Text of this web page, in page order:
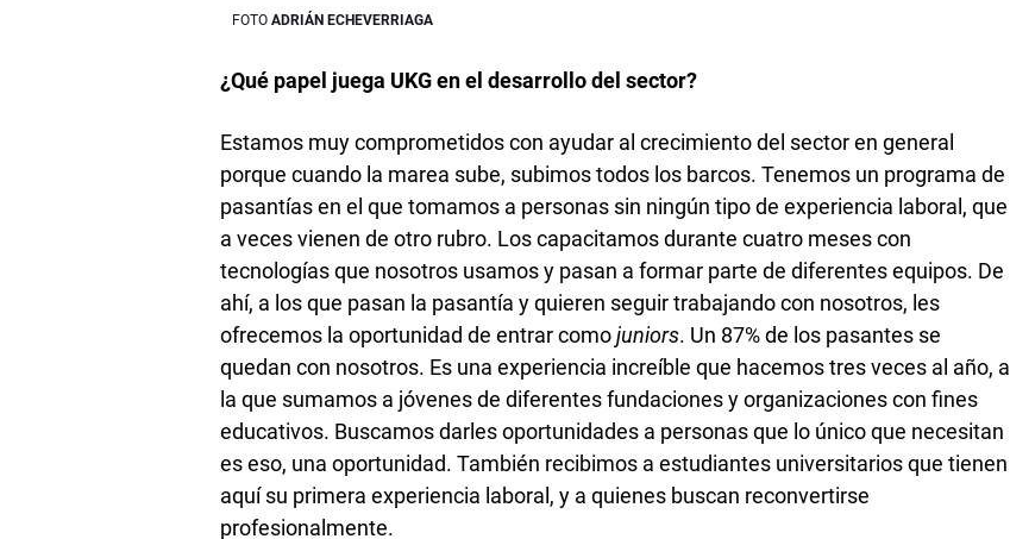
ADRIÁN ECHEVERRIAGA
¿Qué papel juega UKG en el desarrollo del sector?
Estamos muy comprometidos con ayudar al crecimiento del sector en general
porque cuando la marea sube, subimos todos los barcos. Tenemos un programa de
pasantías en el que tomamos a personas sin ningún tipo de experiencia laboral, que
a veces vienen de otro rubro. Los capacitamos durante cuatro meses con
tecnologías que nosotros usamos y pasan a formar parte de diferentes equipos. De
ahí, a los que pasan la pasantía y quieren seguir trabajando con nosotros, les
ofrecemos la oportunidad de entrar comojuniors. Un 87% de los pasantes se
quedan con nosotros. Es una experiencia increíble que hacemos tres veces al año, a
la que sumamos a jóvenes de diferentes fundaciones y organizaciones con fines
educativos. Buscamos darles oportunidades a personas que lo único que necesitan
es eso, una oportunidad. También recibimos a estudiantes universitarios que tienen
aquí su primera experiencia laboral, y a quienes buscan reconvertirse
profesionalmente.